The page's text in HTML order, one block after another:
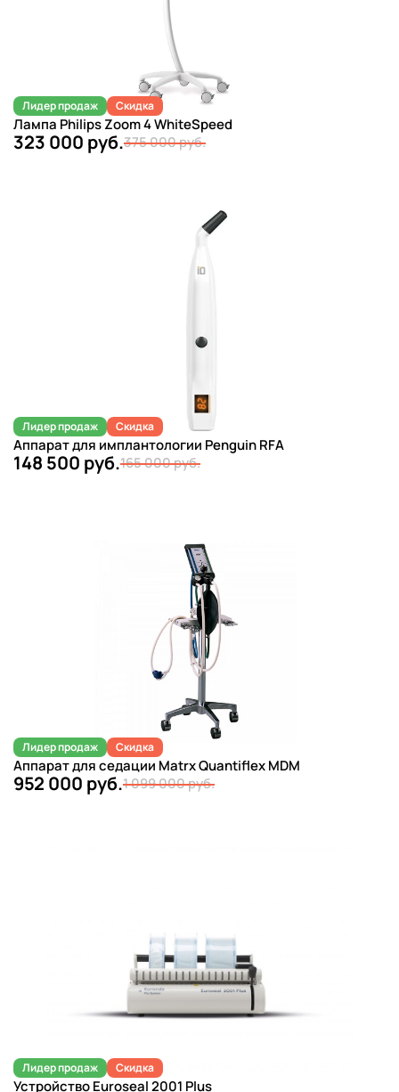
Лидер продаж Скидка
Лампа Philips Zoom 4 WhiteSpeed
323 000 руб.375 000 руб.
Лидер продаж Скидка
Аппарат для имплантологии Penguin RFA
148 500 руб.165 000 руб.
Лидер продаж Скидка
Аппарат для седации Matrx Quantiflex MDM
952 000 руб.1 099 000 руб.
Лидер продаж Скидка
Устройство Euroseal 2001 Plus